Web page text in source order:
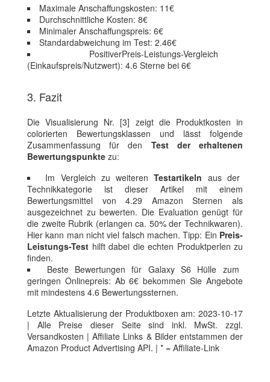
Maximale Anschaffungskosten: 11€
Durchschnittliche Kosten: 8€
Minimaler Anschaffungspreis: 6€
Standardabweichung im Test: 2.46€
PositiverPreis-Leistungs-Vergleich
(Einkaufspreis/Nutzwert): 4.6 Sterne bei 6€
3. Fazit
Die Visualisierung Nr. [3] zeigt die Produktkosten in
colorierten Bewertungsklassen und lässt folgende
Zusammenfassung für den Test der erhaltenen
Bewertungspunkte zu:
Im Vergleich zu weiterenTestartikeln aus der
Technikkategorie ist dieser Artikel mit einem
Bewertungsmittel von 4.29 Amazon Sternen als
ausgezeichnet zu bewerten. Die Evaluation genügt für
die zweite Rubrik (erlangen ca. 50% der Technikwaren).
Hier kann man nicht viel falsch machen. Tipp: Ein Preis-
Leistungs-Test hilft dabei die echten Produktperlen zu
finden.
Beste Bewertungen für Galaxy S6 Hülle zum
geringen Onlinepreis: Ab 6€ bekommen Sie Angebote
mit mindestens 4.6 Bewertungssternen.
Letzte Aktualisierung der Produktboxen am: 2023-10-17
| Alle Preise dieser Seite sind inkl. MwSt. zzgl.
Versandkosten | Affiliate Links & Bilder entstammen der
Amazon Product Advertising API. | * = Affiliate-Link